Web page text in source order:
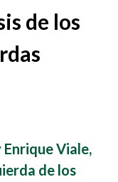
de los
Viale,
de los